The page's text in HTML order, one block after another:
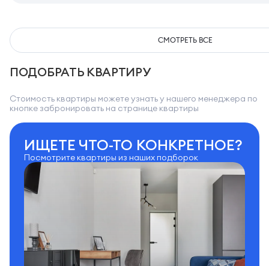
СМОТРЕТЬ ВСЕ
ПОДОБРАТЬ КВАРТИРУ
Стоимость квартиры можете узнать у нашего менеджера по
кнопке забронировать на странице квартиры
ИЩЕТЕ ЧТО-ТО КОНКРЕТНОЕ?
Посмотрите квартиры из наших подборок